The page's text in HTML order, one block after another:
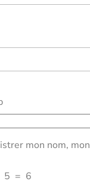
mon nom,
5 = 6